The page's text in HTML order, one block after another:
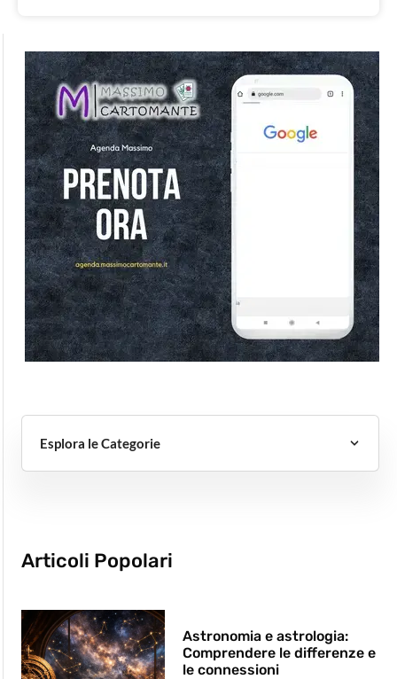
Esplora le Categorie
Articoli Popolari
Astronomia e astrologia:
Comprendere le differenze e
le connessioni